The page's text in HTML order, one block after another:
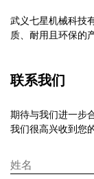
武义七星机械科技
质、耐用且环保的
联系我们
期待与我们进一步
我们很高兴收到您